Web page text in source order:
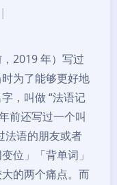
|
2019 年）写过
为了能够更好地
，叫做 “法语记
前还写过一个叫
法语的朋友或者
位」「背单词」
的两个痛点。而